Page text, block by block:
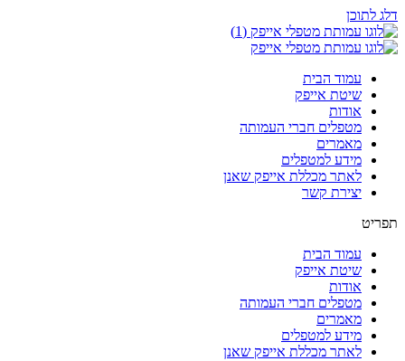
דלג לתוכן
עמוד הבית
שיטת אייפק
אודות
מטפלים חברי העמותה
מאמרים
מידע למטפלים
לאתר מכללת אייפק שאנן
יצירת קשר
תפריט
עמוד הבית
שיטת אייפק
אודות
מטפלים חברי העמותה
מאמרים
מידע למטפלים
לאתר מכללת אייפק שאנן